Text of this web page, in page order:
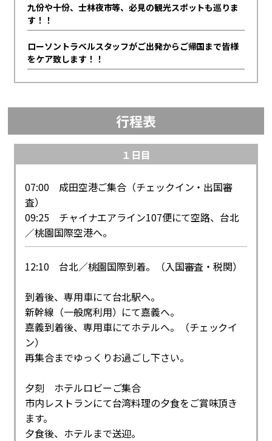
九份や十份、士林夜市等、必見の観光スポットも巡りま
す！！
ローソントラベルスタッフがご出発からご帰国まで皆様
をケア致します！！
行程表
１日目
07:00 成田空港ご集合（チェックイン・出国審
査）
09:25 チャイナエアライン107便にて空路、台北
／桃園国際空港へ。
12:10 台北／桃園国際到着。（入国審査・税関）
到着後、専用車にて台北駅へ。
新幹線（一般席利用）にて嘉義へ。
嘉義到着後、専用車にてホテルへ。（チェックイ
ン）
再集合までゆっくりお過ごし下さい。
夕刻 ホテルロビーご集合
市内レストランにて台湾料理の夕食をご賞味頂き
ます。
夕食後、ホテルまで送迎。